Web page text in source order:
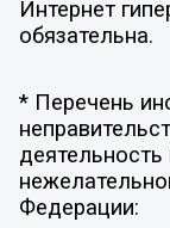
Интернет
обязательна.
* Перечень
Федерации: